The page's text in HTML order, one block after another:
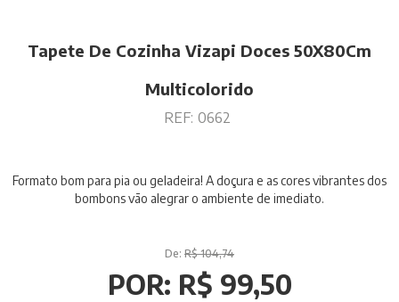
Tapete De Cozinha Vizapi Doces 50X80Cm
Multicolorido
REF: 0662
Formato bom para pia ou geladeira! A doçura e as cores vibrantes dos
bombons vão alegrar o ambiente de imediato.
De: R$ 104,74
POR: R$ 99,50